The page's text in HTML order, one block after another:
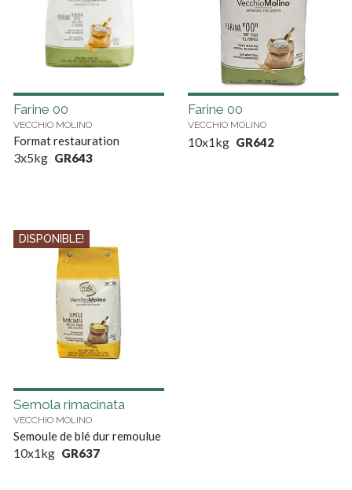
Farine 00
VECCHIO MOLINO
Format restauration
3x5kg GR643
Farine 00
VECCHIO MOLINO
10x1kg GR642
DISPONIBLE!
Semola rimacinata
VECCHIO MOLINO
Semoule de blé dur remoulue
10x1kg GR637